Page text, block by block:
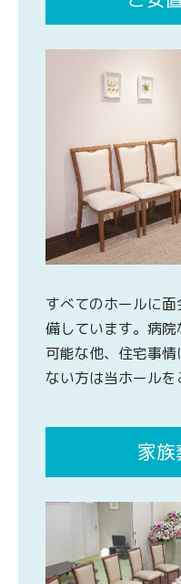
すべてのホールに
備しています。病
可能な他、住宅事
ない方は当ホールを
家